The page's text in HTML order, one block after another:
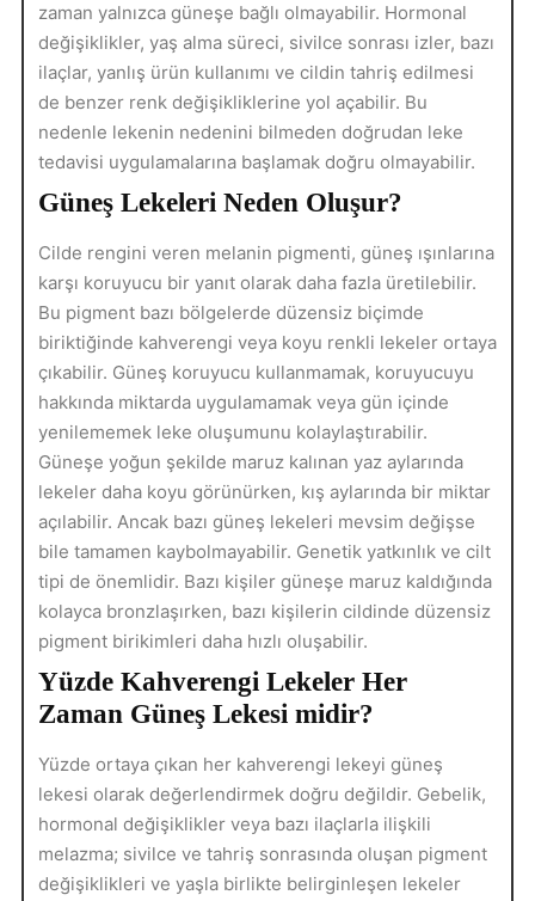
zaman yalnızca güneşe bağlı olmayabilir. Hormonal
değişiklikler, yaş alma süreci, sivilce sonrası izler, bazı
ilaçlar, yanlış ürün kullanımı ve cildin tahriş edilmesi
de benzer renk değişikliklerine yol açabilir. Bu
nedenle lekenin nedenini bilmeden doğrudan leke
tedavisi uygulamalarına başlamak doğru olmayabilir.
Güneş Lekeleri Neden Oluşur?
Cilde rengini veren melanin pigmenti, güneş ışınlarına
karşı koruyucu bir yanıt olarak daha fazla üretilebilir.
Bu pigment bazı bölgelerde düzensiz biçimde
biriktiğinde kahverengi veya koyu renkli lekeler ortaya
çıkabilir. Güneş koruyucu kullanmamak, koruyucuyu
hakkında miktarda uygulamamak veya gün içinde
yenilememek leke oluşumunu kolaylaştırabilir.
Güneşe yoğun şekilde maruz kalınan yaz aylarında
lekeler daha koyu görünürken, kış aylarında bir miktar
açılabilir. Ancak bazı güneş lekeleri mevsim değişse
bile tamamen kaybolmayabilir. Genetik yatkınlık ve cilt
tipi de önemlidir. Bazı kişiler güneşe maruz kaldığında
kolayca bronzlaşırken, bazı kişilerin cildinde düzensiz
pigment birikimleri daha hızlı oluşabilir.
Yüzde Kahverengi Lekeler Her
Zaman Güneş Lekesi midir?
Yüzde ortaya çıkan her kahverengi lekeyi güneş
lekesi olarak değerlendirmek doğru değildir. Gebelik,
hormonal değişiklikler veya bazı ilaçlarla ilişkili
melazma; sivilce ve tahriş sonrasında oluşan pigment
değişiklikleri ve yaşla birlikte belirginleşen lekeler